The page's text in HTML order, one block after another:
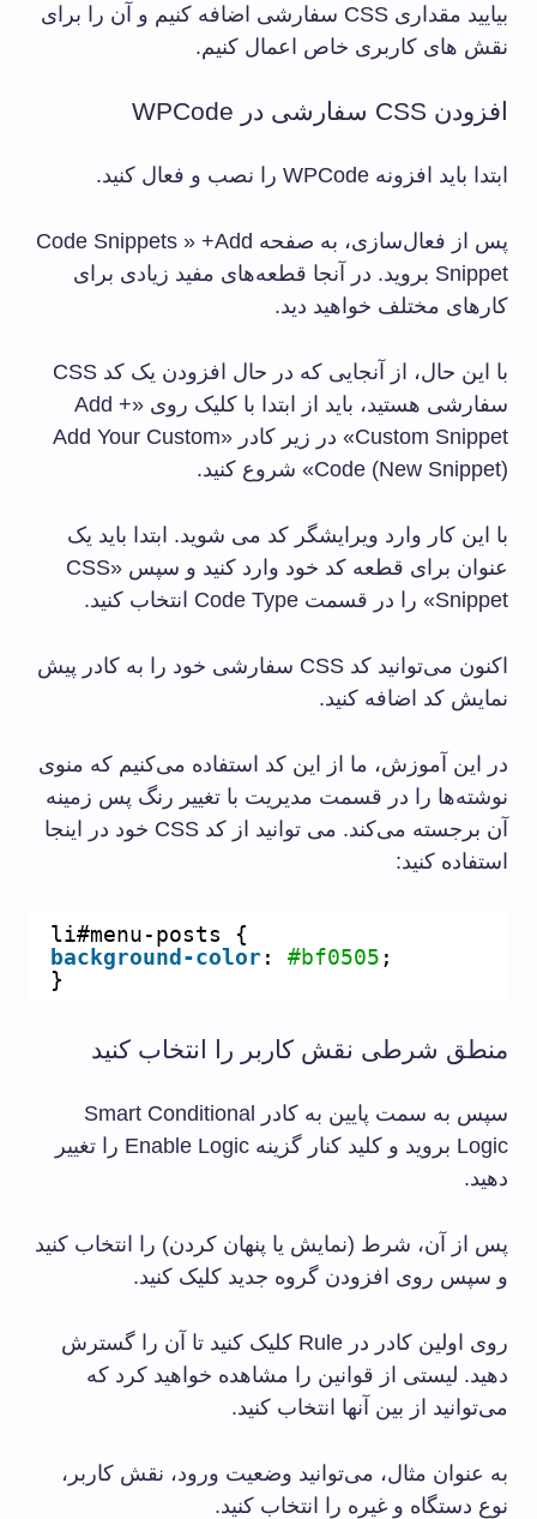
بیایید مقداری CSS سفارشی اضافه کنیم و آن را برای
نقش های کاربری خاص اعمال کنیم.
افزودن CSS سفارشی در WPCode
ابتدا باید افزونه WPCode را نصب و فعال کنید.
پس از فعال‌سازی، به صفحه Code Snippets » +Add
Snippet بروید. در آنجا قطعه‌های مفید زیادی برای
کارهای مختلف خواهید دید.
با این حال، از آنجایی که در حال افزودن یک کد CSS
سفارشی هستید، باید از ابتدا با کلیک روی «+ Add
Custom Snippet» در زیر کادر «Add Your Custom
Code (New Snippet)» شروع کنید.
با این کار وارد ویرایشگر کد می شوید. ابتدا باید یک
عنوان برای قطعه کد خود وارد کنید و سپس «CSS
Snippet» را در قسمت Code Type انتخاب کنید.
اکنون می‌توانید کد CSS سفارشی خود را به کادر پیش
نمایش کد اضافه کنید.
در این آموزش، ما از این کد استفاده می‌کنیم که منوی
نوشته‌ها را در قسمت مدیریت با تغییر رنگ پس زمینه
آن برجسته می‌کند. می توانید از کد CSS خود در اینجا
استفاده کنید:
li#menu-posts {
background-color: #bf0505 ;
}
منطق شرطی نقش کاربر را انتخاب کنید
سپس به سمت پایین به کادر Smart Conditional
Logic بروید و کلید کنار گزینه Enable Logic را تغییر
دهید.
پس از آن، شرط (نمایش یا پنهان کردن) را انتخاب کنید
و سپس روی افزودن گروه جدید کلیک کنید.
روی اولین کادر در Rule کلیک کنید تا آن را گسترش
دهید. لیستی از قوانین را مشاهده خواهید کرد که
می‌توانید از بین آنها انتخاب کنید.
به عنوان مثال، می‌توانید وضعیت ورود، نقش کاربر،
نوع دستگاه و غیره را انتخاب کنید.